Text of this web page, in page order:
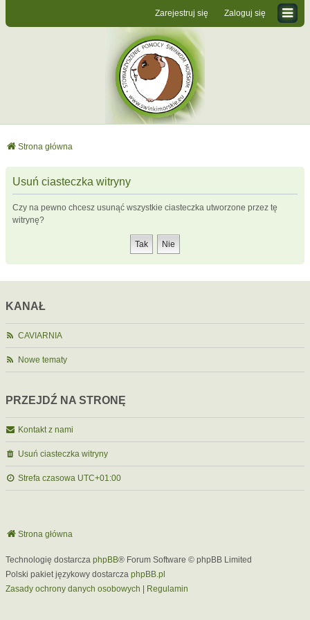
Zaloguj się
Zarejestruj się
Strona główna
Usuń ciasteczka witryny
Czy na pewno chcesz usunąć wszystkie ciasteczka utworzone przez tę
witrynę?
KANAŁ
CAVIARNIA
Nowe tematy
PRZEJDŹ NA STRONĘ
Kontakt z nami
Usuń ciasteczka witryny
Strefa czasowa UTC+01:00
Strona główna
Technologię dostarcza phpBB® Forum Software © phpBB Limited
Polski pakiet językowy dostarcza phpBB.pl
Zasady ochrony danych osobowych
Regulamin